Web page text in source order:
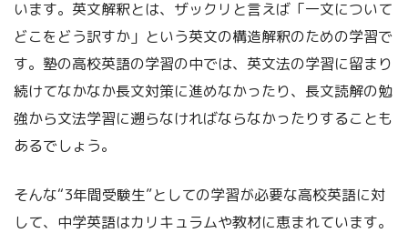
います。英文解釈とは、ザックリと言えば「一文について
どこをどう訳すか」という英文の構造解釈のための学習で
す。塾の高校英語の学習の中では、英文法の学習に留まり
続けてなかなか長文対策に進めなかったり、長文読解の勉
強から文法学習に遡らなければならなかったりすることも
あるでしょう。
そんな“3年間受験生”としての学習が必要な高校英語に対
して、中学英語はカリキュラムや教材に恵まれています。